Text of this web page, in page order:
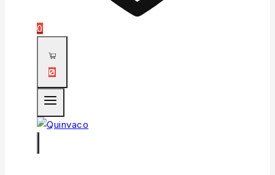
0
0